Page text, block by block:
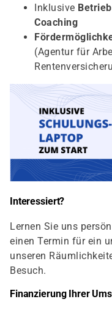
Inklusive
Coaching
(Agentur für
Interessiert?
Lernen Sie uns
einen Termin für ein
unseren
Besuch.
Finanzierung Ihrer